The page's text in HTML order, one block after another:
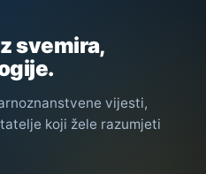
svemira,
vijesti,
koji žele razumjeti